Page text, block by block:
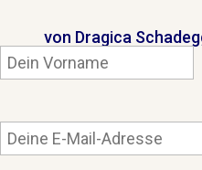
von Dragica